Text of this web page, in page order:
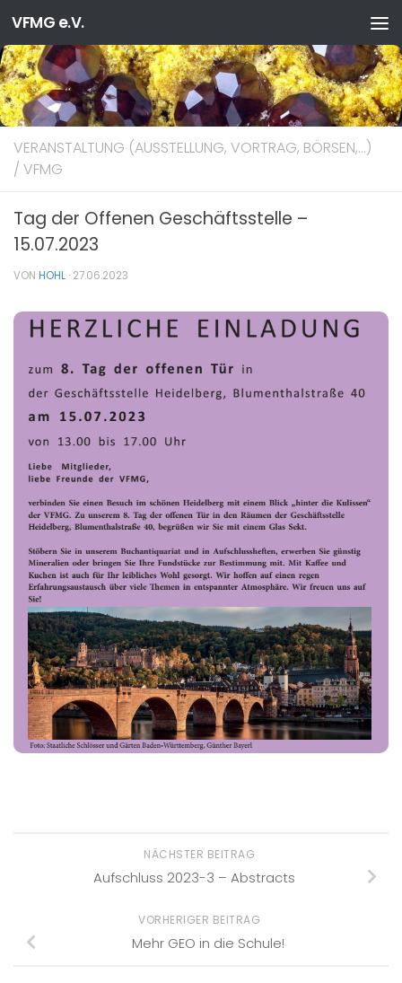
Zum Inhalt springen
VFMG e.V.
VERANSTALTUNG (AUSSTELLUNG, VORTRAG, BÖRSEN,…)
/ VFMG
Tag der Offenen Geschäftsstelle –
15.07.2023
VON HOHL · 27.06.2023
NÄCHSTER BEITRAG
Aufschluss 2023-3 – Abstracts
VORHERIGER BEITRAG
Mehr GEO in die Schule!